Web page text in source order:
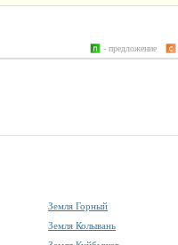
- предложение
Земля Горный
Земля Колывань